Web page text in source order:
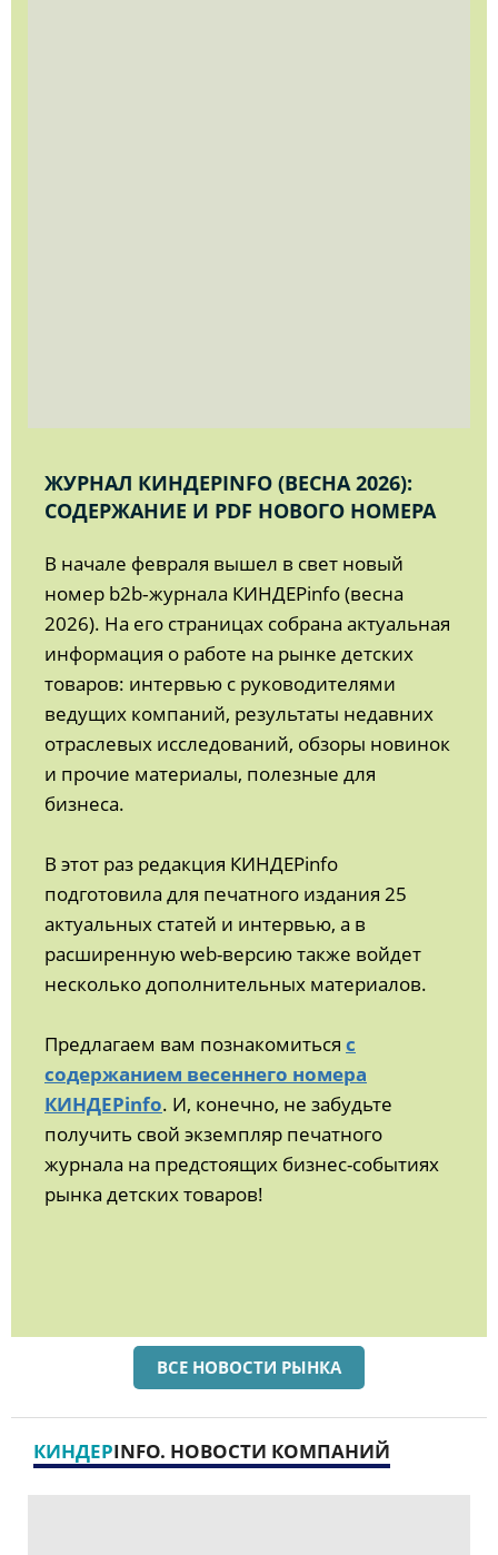
ЖУРНАЛ КИНДЕРINFO (ВЕСНА 2026):
СОДЕРЖАНИЕ И PDF НОВОГО НОМЕРА
В начале февраля вышел в свет новый
номер b2b‑журнала КИНДЕРinfo (весна
2026). На его страницах собрана актуальная
информация о работе на рынке детских
товаров: интервью с руководителями
ведущих компаний, результаты недавних
отраслевых исследований, обзоры новинок
и прочие материалы, полезные для
бизнеса.
В этот раз редакция КИНДЕРinfo
подготовила для печатного издания 25
актуальных статей и интервью, а в
расширенную web-версию также войдет
несколько дополнительных материалов.
Предлагаем вам познакомиться с
содержанием весеннего номера
КИНДЕРinfo. И, конечно, не забудьте
получить свой экземпляр печатного
журнала на предстоящих бизнес-событиях
рынка детских товаров!
ВСЕ НОВОСТИ РЫНКА
КИНДЕРINFO. НОВОСТИ КОМПАНИЙ